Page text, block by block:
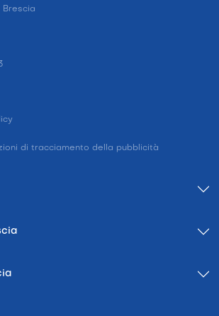
Brescia
di tracciamento della pubblicità